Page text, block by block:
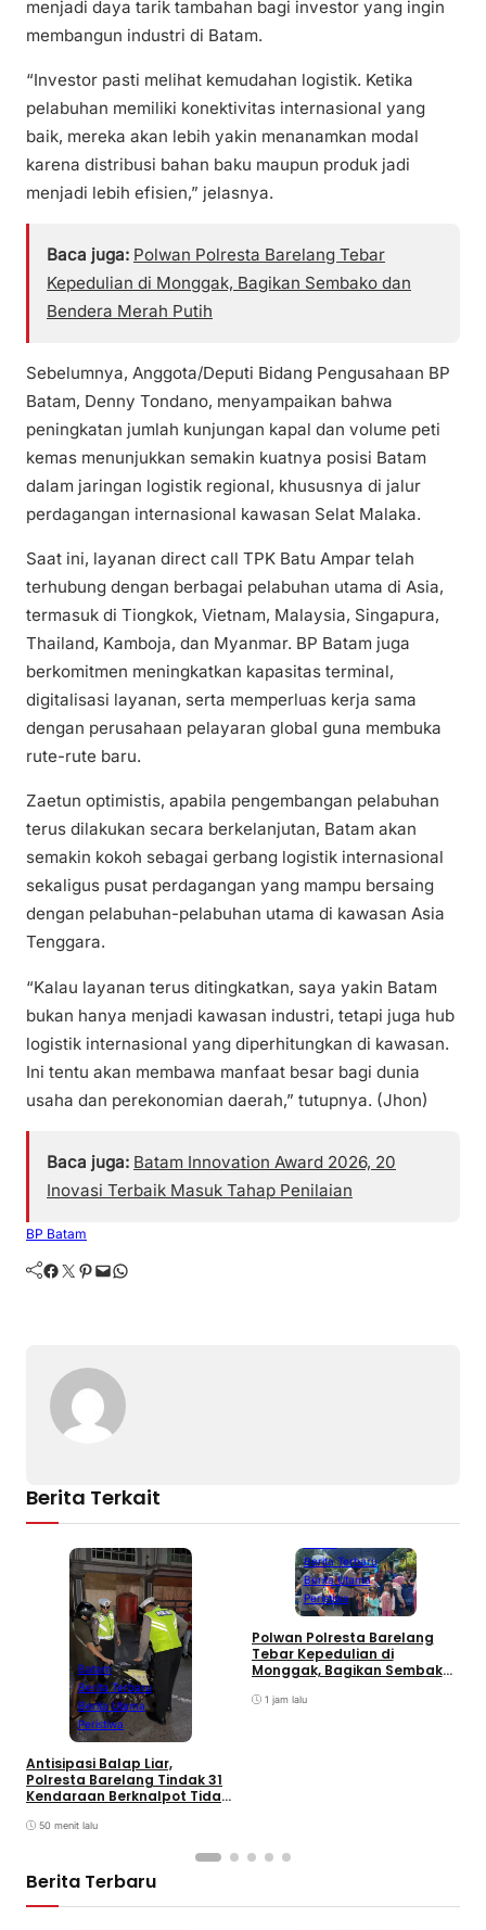
menjadi daya tarik tambahan bagi investor yang ingin
membangun industri di Batam.
“Investor pasti melihat kemudahan logistik. Ketika
pelabuhan memiliki konektivitas internasional yang
baik, mereka akan lebih yakin menanamkan modal
karena distribusi bahan baku maupun produk jadi
menjadi lebih efisien,” jelasnya.
Baca juga: Polwan Polresta Barelang Tebar
Kepedulian di Monggak, Bagikan Sembako dan
Bendera Merah Putih
Sebelumnya, Anggota/Deputi Bidang Pengusahaan BP
Batam, Denny Tondano, menyampaikan bahwa
peningkatan jumlah kunjungan kapal dan volume peti
kemas menunjukkan semakin kuatnya posisi Batam
dalam jaringan logistik regional, khususnya di jalur
perdagangan internasional kawasan Selat Malaka.
Saat ini, layanan direct call TPK Batu Ampar telah
terhubung dengan berbagai pelabuhan utama di Asia,
termasuk di Tiongkok, Vietnam, Malaysia, Singapura,
Thailand, Kamboja, dan Myanmar. BP Batam juga
berkomitmen meningkatkan kapasitas terminal,
digitalisasi layanan, serta memperluas kerja sama
dengan perusahaan pelayaran global guna membuka
rute-rute baru.
Zaetun optimistis, apabila pengembangan pelabuhan
terus dilakukan secara berkelanjutan, Batam akan
semakin kokoh sebagai gerbang logistik internasional
sekaligus pusat perdagangan yang mampu bersaing
dengan pelabuhan-pelabuhan utama di kawasan Asia
Tenggara.
“Kalau layanan terus ditingkatkan, saya yakin Batam
bukan hanya menjadi kawasan industri, tetapi juga hub
logistik internasional yang diperhitungkan di kawasan.
Ini tentu akan membawa manfaat besar bagi dunia
usaha dan perekonomian daerah,” tutupnya. (Jhon)
Baca juga: Batam Innovation Award 2026, 20
Inovasi Terbaik Masuk Tahap Penilaian
BP Batam
Facebook Twitter Pinterest Mail WhatsApp
Berita Terkait
Batam
Berita Terbaru
Berita Utama
Peristiwa
Antisipasi Balap Liar,
Polresta Barelang Tindak 31
Kendaraan Berknalpot Tidak
50 menit lalu
Berita Terbaru
Berita Utama
Peristiwa
Polwan Polresta Barelang
Tebar Kepedulian di
Monggak, Bagikan Sembako
1 jam lalu
Berita Terbaru